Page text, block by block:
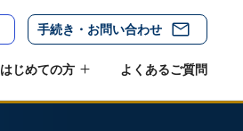
手続き・お問い合わせ
はじめての方 よくあるご質問